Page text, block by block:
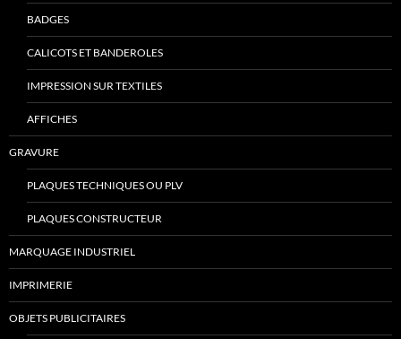
BADGES
CALICOTS ET BANDEROLES
IMPRESSION SUR TEXTILES
AFFICHES
GRAVURE
PLAQUES TECHNIQUES OU PLV
PLAQUES CONSTRUCTEUR
MARQUAGE INDUSTRIEL
IMPRIMERIE
OBJETS PUBLICITAIRES